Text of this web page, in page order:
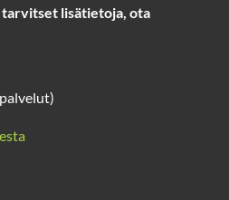
tarvitset lisätietoja, ota